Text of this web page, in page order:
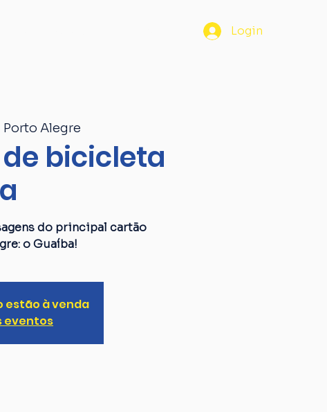
Login
Porto Alegre
de bicicleta
do principal cartão
o Guaíba!
estão à venda
eventos